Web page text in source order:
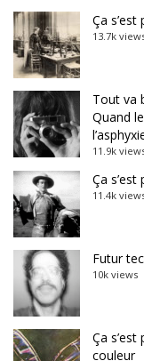
Ça
13.7k
Tout va
Quand
11.9k
Ça
11.4k
Futur
10k views
Ça
couleur